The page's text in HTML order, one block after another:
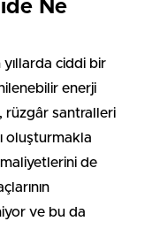
Ne
ciddi bir
enerji
rüzgâr santralleri
oluşturmakla
maliyetlerini de
ve bu da